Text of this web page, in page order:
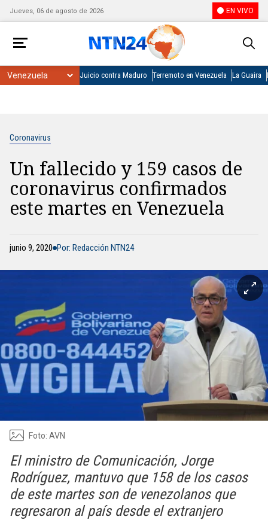
Jueves, 06 de agosto de 2026 EN VIVO
Juicio contra Maduro Terremoto en Venezuela La Guaira
Coronavirus
Un fallecido y 159 casos de
coronavirus confirmados
este martes en Venezuela
junio 9, 2020 Por: Redacción NTN24
Foto: AVN
El ministro de Comunicación, Jorge
Rodríguez, mantuvo que 158 de los casos
de este martes son de venezolanos que
regresaron al país desde el extranjero